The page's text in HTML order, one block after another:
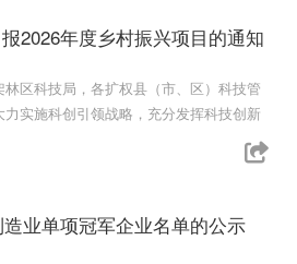
2026年度乡村振兴项目的通知
区科技局，各扩权县（市、区）科技管
实施科创引领战略，充分发挥科技创新
业单项冠军企业名单的公示